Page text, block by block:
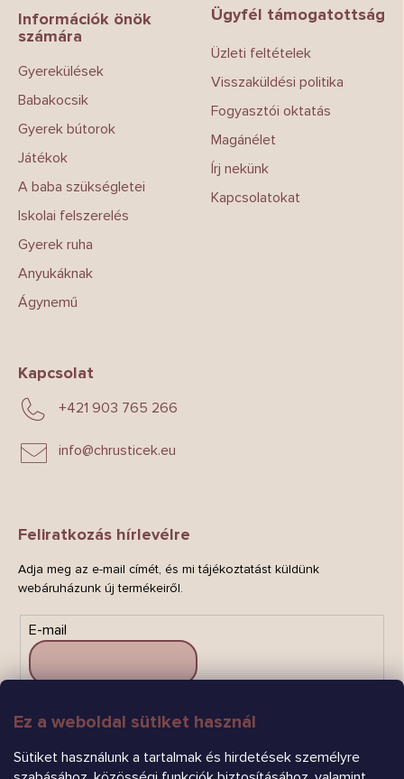
Ez a weboldal sütiket használ
Sütiket használunk a tartalmak és hirdetések személyre
Információk önök
számára
Gyerekülések
Babakocsik
Gyerek bútorok
Játékok
A baba szükségletei
Iskolai felszerelés
Gyerek ruha
Anyukáknak
Ágynemű
Ügyfél támogatottság
Üzleti feltételek
Visszaküldési politika
Fogyasztói oktatás
Magánélet
Írj nekünk
Kapcsolatokat
Kapcsolat
info@chrusticek.eu
+421 903 765 266
Feliratkozás hírlevélre
Adja meg az e-mail címét, és mi tájékoztatást küldünk
webáruházunk új termékeiről.
E-mail
FELIRATKOZÁS